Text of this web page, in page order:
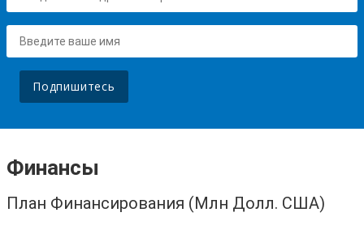
Подпишитесь
Финансы
План Финансирования (Млн Долл. США)